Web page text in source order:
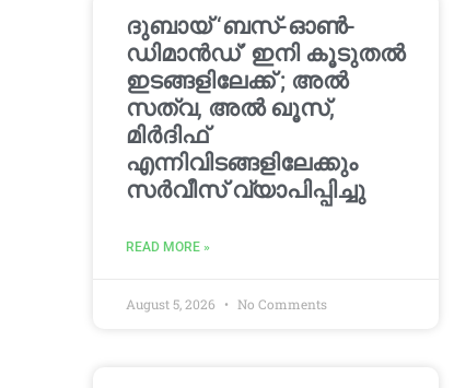
ദുബായ് ‘ബസ്-ഓൺ-
ഡിമാൻഡ്’ ഇനി കൂടുതൽ
ഇടങ്ങളിലേക്ക് ; അൽ
സത്വ, അൽ ഖൂസ്,
മിർദിഫ്
എന്നിവിടങ്ങളിലേക്കും
സർവീസ് വ്യാപിപ്പിച്ചു
READ MORE »
August 5, 2026 No Comments